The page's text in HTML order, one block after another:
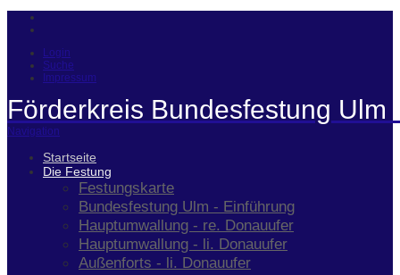
Login
Suche
Impressum
Förderkreis Bundesfestung Ulm
Navigation
Startseite
Die Festung
Festungskarte
Bundesfestung Ulm - Einführung
Hauptumwallung - re. Donauufer
Hauptumwallung - li. Donauufer
Außenforts - li. Donauufer